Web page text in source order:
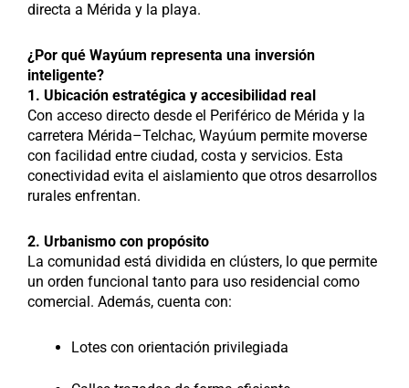
directa a Mérida y la playa.
¿Por qué Wayúum representa una inversión
inteligente?
1. Ubicación estratégica y accesibilidad real
Con acceso directo desde el Periférico de Mérida y la
carretera Mérida–Telchac, Wayúum permite moverse
con facilidad entre ciudad, costa y servicios. Esta
conectividad evita el aislamiento que otros desarrollos
rurales enfrentan.
2. Urbanismo con propósito
La comunidad está dividida en clústers, lo que permite
un orden funcional tanto para uso residencial como
comercial. Además, cuenta con:
Lotes con orientación privilegiada